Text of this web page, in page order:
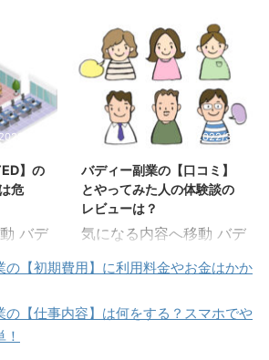
実も
稼げ
ず存
間を
余計
まう
た
ない
申し込みをしようか悩ん
でいる場合にもLINE登録
だけでもしておけば副業
の詳細を知ることが出来
るので便利です。 もちろ
ん、LINE登録を行うだけ
なので特に料金などは発
生せずに無料で ...
楽し
こと
かも
を稼
単な
。 全
都の
の10
円に
、1
約10
れば
ま
術や能
門的
のお
し、バディー副業に悪評
があるとしたらやってみ
たい気持ちも薄れてしま
うかもしれません。 悪い
評判というのは、挑戦し
たいと思えるかの判断基
インターネットの情報 噂
口コミ 評判を探る上でこ
のようなものから情報は
得られます。 仮に悪い噂
ばかりがある副業だとし
なくて新たに参加する人
3/31
】の
危
バデ
の会
業の運
2022/3/31
バディー副業の【口コミ】
とやってみた人の体験談の
レビューは？
気になる内容へ移動 バデ
の重要性 バディー副業の
用者の声」でもあるので
の【初期費用】に利用料金やお金はかか
の【仕事内容】は何をする？スマホでや